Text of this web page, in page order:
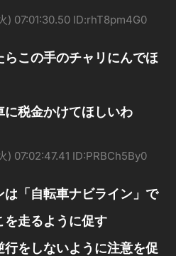
) 07:01:30.50 ID:rhT8pm4G0
この手のチャリにんでほ
に税金かけてほしいわ
) 07:02:47.41 ID:PRBCh5By0
「自転車ナビライン」で
を走るように促す
行をしないように注意を促